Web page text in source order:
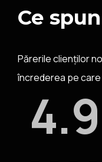
Ce
Părerile clienților
încrederea pe
4.9